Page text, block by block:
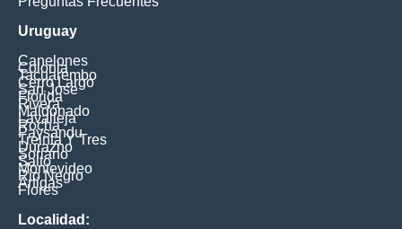
Uruguay
Canelones
Colonia
Tacuarembo
Cerro Largo
San Jose
Florida
Rivera
Maldonado
Lavalleja
Rocha
Paysandu
Treinta Y Tres
Durazno
Soriano
Salto
Montevideo
Rio Negro
Artigas
Flores
Localidad: